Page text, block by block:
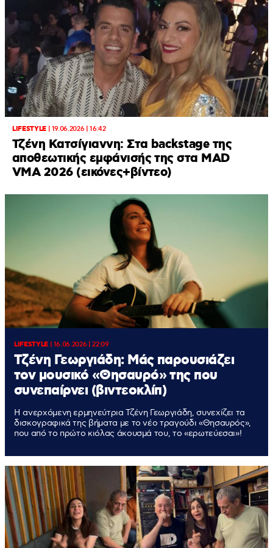
LIFESTYLE| 19.06.2026 | 16:42
Τζένη Κατσίγιαννη: Στα backstage της
αποθεωτικής εμφάνισής της στα MAD
VMA 2026 (εικόνες+βίντεο)
LIFESTYLE| 16.06.2026 | 22:09
Τζένη Γεωργιάδη: Μάς παρουσιάζει
τον μουσικό «Θησαυρό» της που
συνεπαίρνει (βιντεοκλίπ)
Η ανερχόμενη ερμηνεύτρια Τζένη Γεωργιάδη, συνεχίζει τα
δισκογραφικά της βήματα με το νέο τραγούδι «Θησαυρός»,
που από το πρώτο κιόλας άκουσμά του, το «ερωτεύεσαι»!